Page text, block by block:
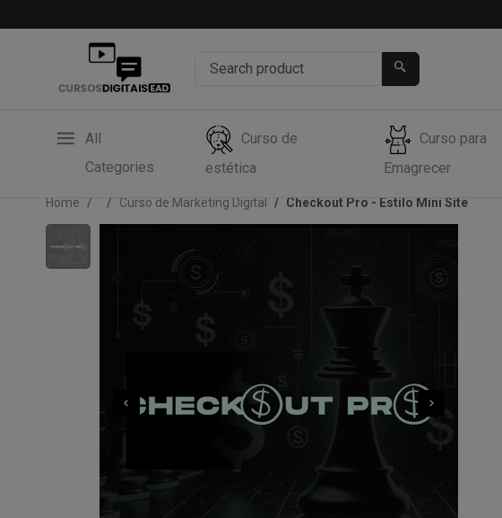
All
Categories
Curso de
estética
Curso para
Emagrecer
Home Curso de Marketing Digital Checkout Pro - Estilo Mini Site